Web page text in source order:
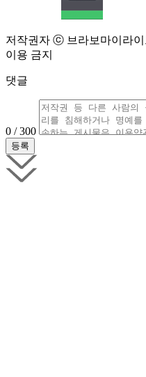
저작권자 ⓒ 브라보마이라
이용 금지
댓글
0 / 300